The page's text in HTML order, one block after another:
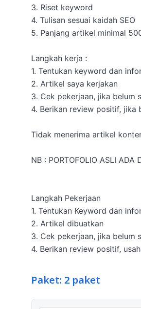
3. Riset keyword
4. Tulisan sesuai kaidah SEO
5. Panjang artikel minimal
Langkah kerja :
1. Tentukan keyword dan
2. Artikel saya kerjakan
3. Cek pekerjaan, jika belum
4. Berikan review positif, jika
Tidak menerima artikel
NB : PORTOFOLIO ASLI ADA
Langkah Pekerjaan
1. Tentukan Keyword dan
2. Artikel dibuatkan
3. Cek pekerjaan, jika belum
4. Berikan review positif,
Paket: 2 paket